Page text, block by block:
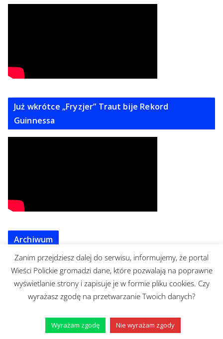
Już wkrótce „Fryzjer” Traut bije Rekord
Guinnessa
Archiwum
Szukaj:
Zanim przejdziesz dalej do serwisu, informujemy, że portal
Wieści Polickie gromadzi dane, które pozwalają na poprawne
wyświetlanie strony i zapisuje je w formie pliku cookies. Czy
wyrażasz zgodę na przetwarzanie Twoich danych?
Wyrażam zgodę Nie wyrażam zgody